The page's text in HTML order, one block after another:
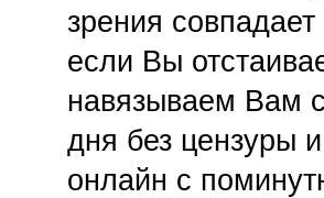
зрения
если Вы
навязываем Вам
дня без цензуры
онлайн с